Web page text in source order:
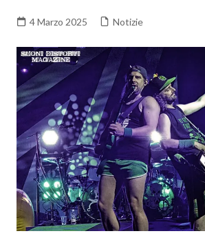
4 Marzo 2025 Notizie